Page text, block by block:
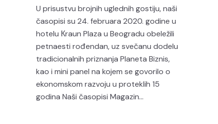
U prisustvu brojnih uglednih gostiju, naši
časopisi su 24. februara 2020. godine u
hotelu Кraun Plaza u Beogradu obeležili
petnaesti rođendan, uz svečanu dodelu
tradicionalnih priznanja Planeta Biznis,
kao i mini panel na kojem se govorilo o
ekonomskom razvoju u proteklih 15
godina Naši časopisi Magazin...